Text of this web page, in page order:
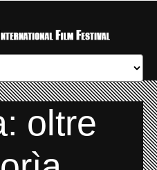
oltre